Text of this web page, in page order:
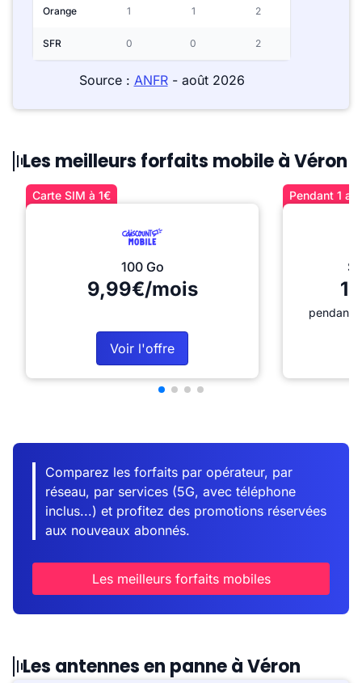
Orange 1 1 2
SFR 0 0 2
Source : ANFR- août 2026
Les meilleurs forfaits mobile à Véron
Carte SIM à 1€
100 Go
9,99€/mois
Voir l'offre
Pendant 1
pendant
Comparez les forfaits par opérateur, par
réseau, par services (5G, avec téléphone
inclus...) et profitez des promotions réservées
aux nouveaux abonnés.
Les meilleurs forfaits mobiles
Les antennes en panne à Véron